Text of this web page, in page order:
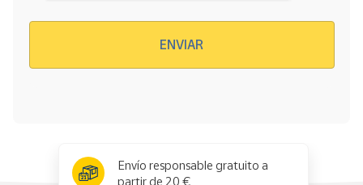
ENVIAR
Envío responsable gratuito a
partir de 20 €